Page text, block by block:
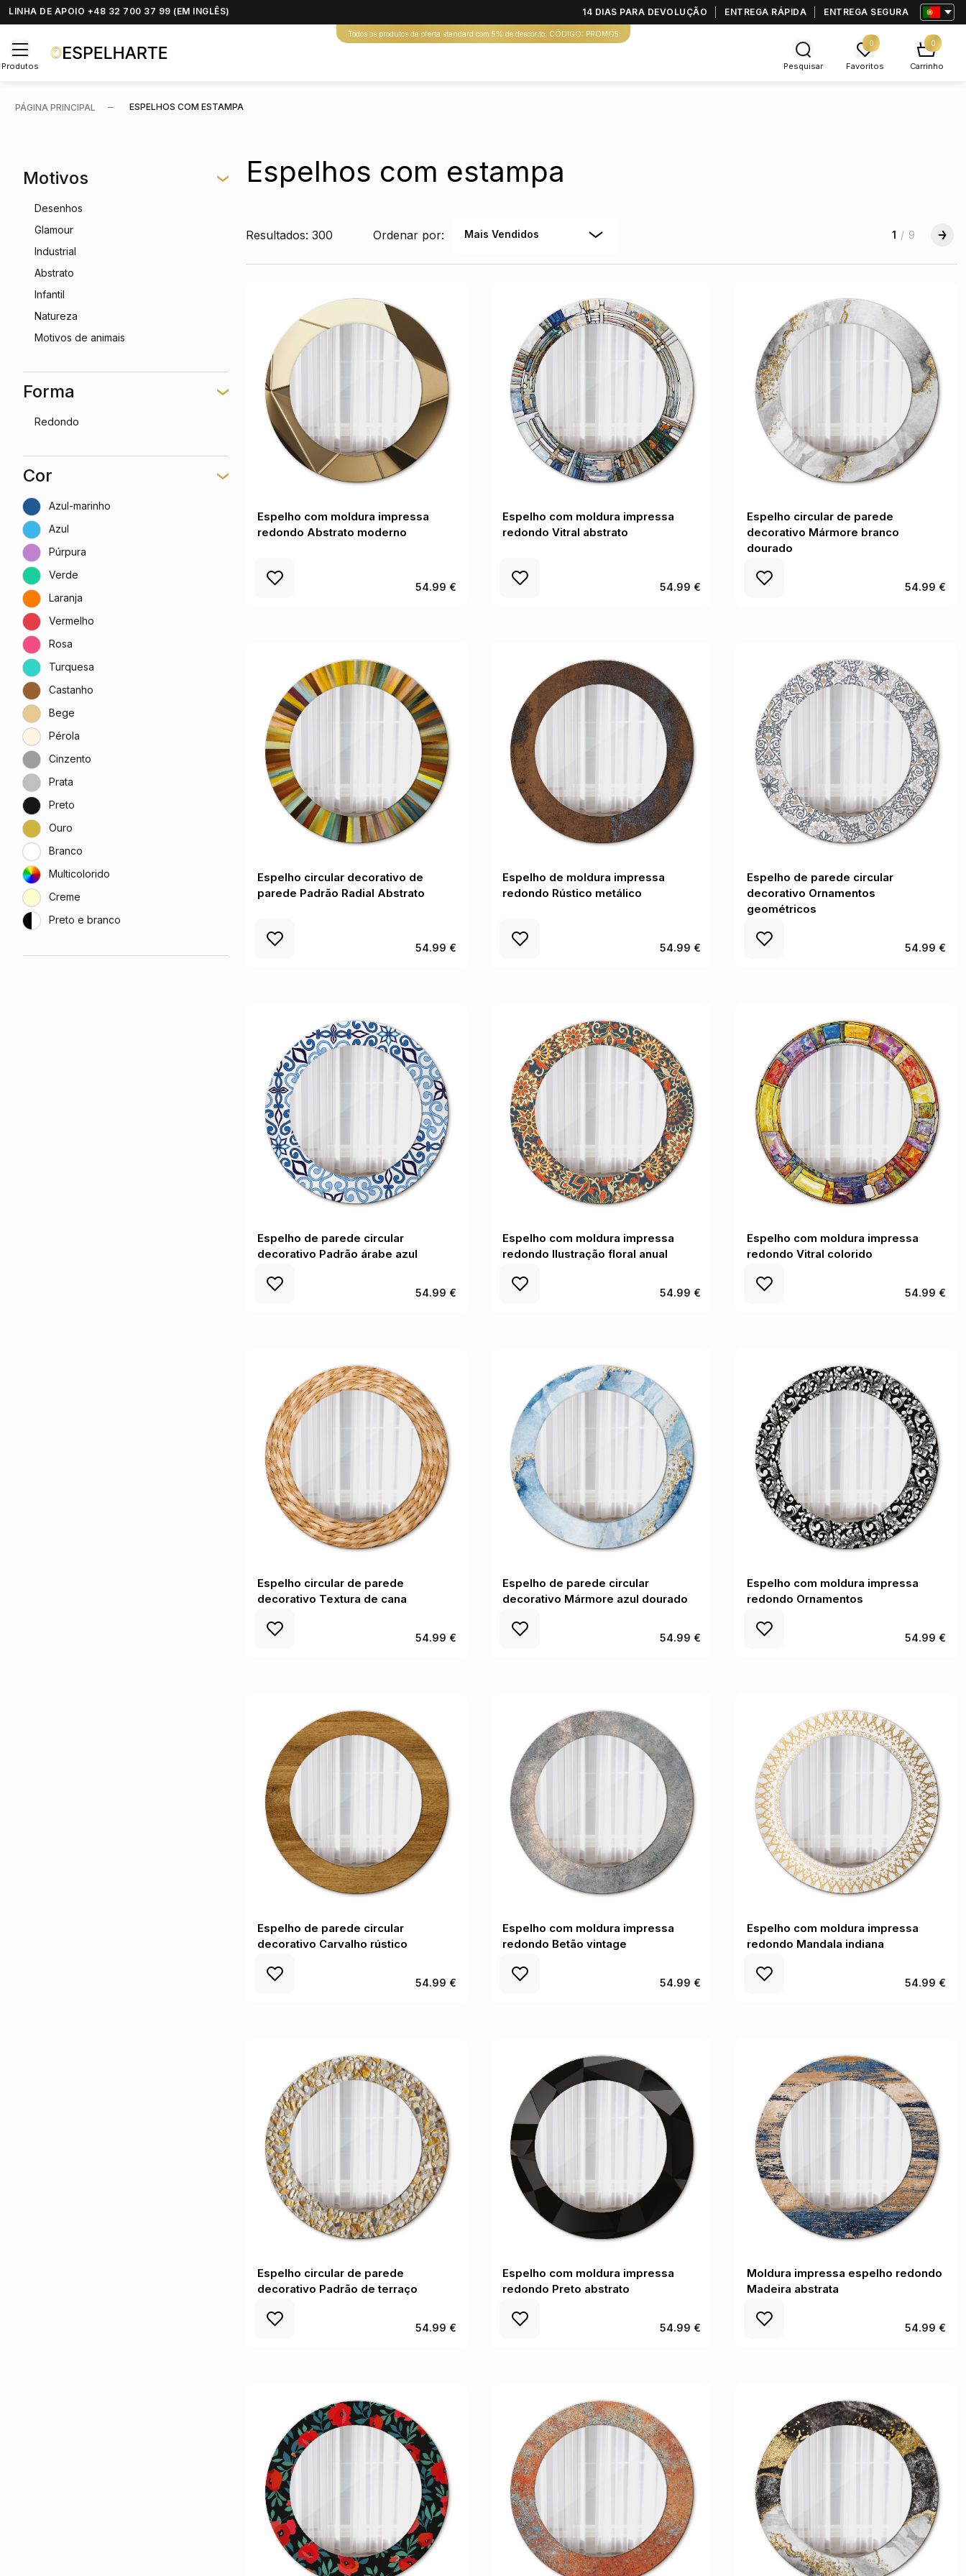
LINHA DE APOIO +48 32 700 37 99 (EM INGLÊS) 14 DIAS PARA DEVOLUÇÃO ENTREGA RÁPIDA ENTREGA SEGURA
Todos os produtos da oferta standard com 5% de desconto. CÓDIGO: PROMO5
Produtos Pesquisar
0
Favoritos
0
Carrinho
PÁGINA PRINCIPAL ESPELHOS COM ESTAMPA
Motivos
Desenhos
Glamour
Industrial
Abstrato
Infantil
Natureza
Motivos de animais
Forma
Redondo
Cor
Azul-marinho
Azul
Púrpura
Verde
Laranja
Vermelho
Rosa
Turquesa
Castanho
Bege
Pérola
Cinzento
Prata
Preto
Ouro
Branco
Multicolorido
Creme
Preto e branco
Espelhos com estampa
Resultados: 300 Ordenar por: Mais Vendidos 1 / 9
Espelho com moldura impressa
redondo Abstrato moderno
54.99 €
Espelho com moldura impressa
redondo Vitral abstrato
54.99 €
Espelho circular de parede
decorativo Mármore branco
dourado
54.99 €
Espelho circular decorativo de
parede Padrão Radial Abstrato
54.99 €
Espelho de moldura impressa
redondo Rústico metálico
54.99 €
Espelho de parede circular
decorativo Ornamentos
geométricos
54.99 €
Espelho de parede circular
decorativo Padrão árabe azul
54.99 €
Espelho com moldura impressa
redondo Ilustração floral anual
54.99 €
Espelho com moldura impressa
redondo Vitral colorido
54.99 €
Espelho circular de parede
decorativo Textura de cana
54.99 €
Espelho de parede circular
decorativo Mármore azul dourado
54.99 €
Espelho com moldura impressa
redondo Ornamentos
54.99 €
Espelho de parede circular
decorativo Carvalho rústico
54.99 €
Espelho com moldura impressa
redondo Betão vintage
54.99 €
Espelho com moldura impressa
redondo Mandala indiana
54.99 €
Espelho circular de parede
decorativo Padrão de terraço
54.99 €
Espelho com moldura impressa
redondo Preto abstrato
54.99 €
Moldura impressa espelho redondo
Madeira abstrata
54.99 €